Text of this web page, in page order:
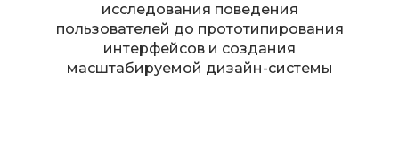
исследования поведения
пользователей до прототипирования
интерфейсов и создания
масштабируемой дизайн-системы